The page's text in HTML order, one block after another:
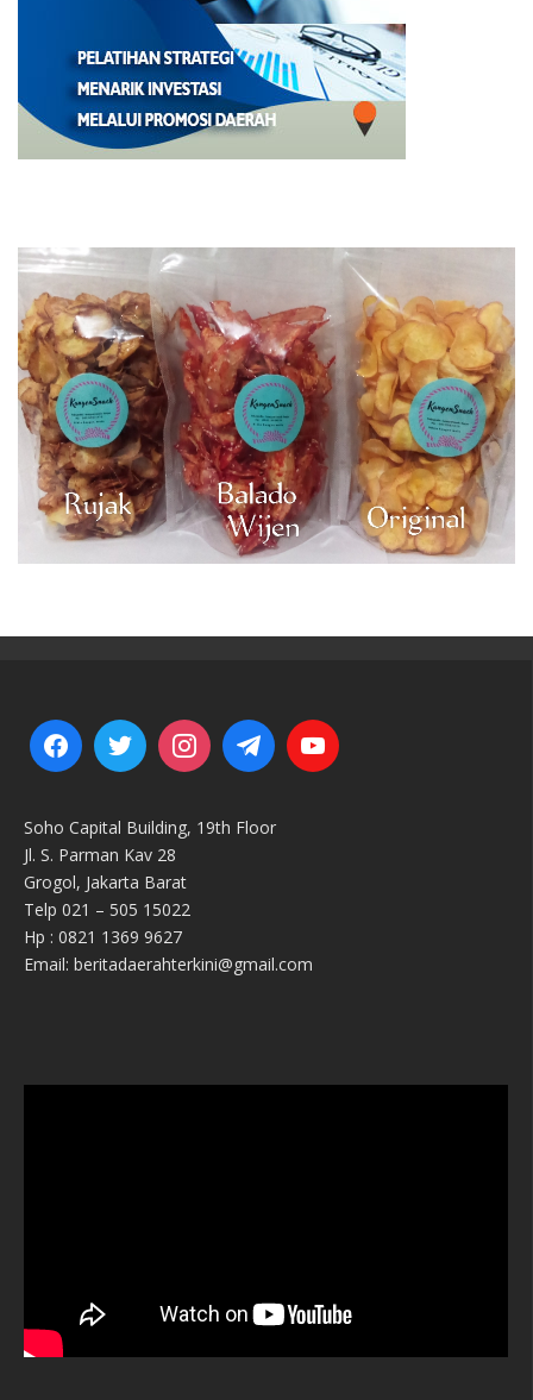
Soho Capital Building, 19th Floor
Jl. S. Parman Kav 28
Grogol, Jakarta Barat
Telp 021 – 505 15022
Hp : 0821 1369 9627
Email: beritadaerahterkini@gmail.com